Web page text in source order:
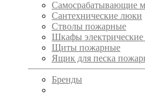
Самосрабатывающие
Сантехнические люки
Стволы пожарные
Шкафы
Щиты пожарные
Ящик для песка
Бренды